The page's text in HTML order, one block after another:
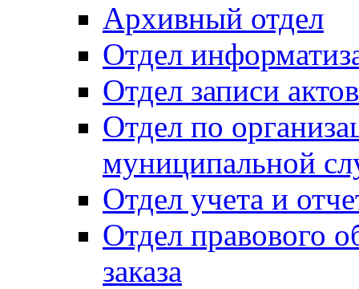
Архивный отдел
Отдел
Отдел записи
Отдел по
муниципальной
Отдел учета и
Отдел правового
заказа